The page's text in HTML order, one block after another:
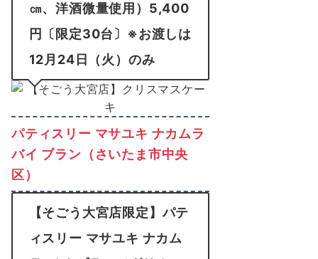
㎝、洋酒微量使用）5,400
円〔限定30台〕※お渡しは
12月24日（火）のみ
パティスリー マサユキ ナカムラ
バイ ブラン（さいたま市中央
区）
【そごう大宮店限定】パテ
ィスリー マサユキ ナカム